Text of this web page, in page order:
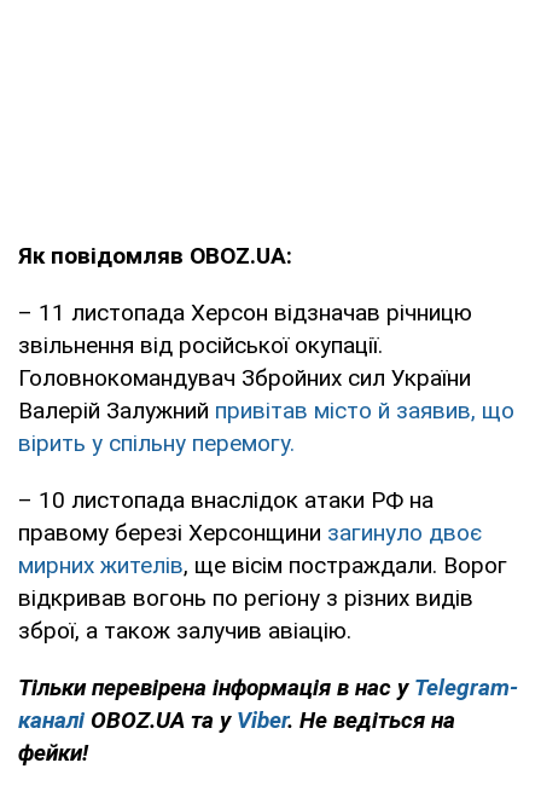
Як повідомляв OBOZ.UA:
– 11 листопада Херсон відзначав річницю
звільнення від російської окупації.
Головнокомандувач Збройних сил України
Валерій Залужний привітав місто й заявив, що
вірить у спільну перемогу.
– 10 листопада внаслідок атаки РФ на
правому березі Херсонщини загинуло двоє
мирних жителів, ще вісім постраждали. Ворог
відкривав вогонь по регіону з різних видів
зброї, а також залучив авіацію.
Тільки перевірена інформація в нас у Telegram-
каналі OBOZ.UA та у Viber. Не ведіться на
фейки!